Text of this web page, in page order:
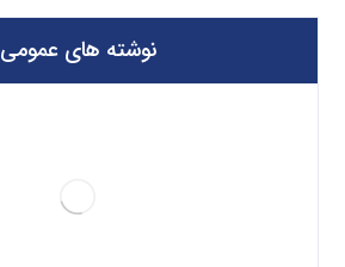
نوشته های عمومی